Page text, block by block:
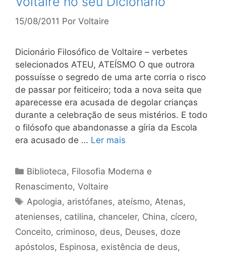
15/08/2011 Por Voltaire
Dicionário Filosófico de Voltaire – verbetes
selecionados ATEU, ATEÍSMO O que outrora
possuísse o segredo de uma arte corria o risco
de passar por feiticeiro; toda a nova seita que
aparecesse era acusada de degolar crianças
durante a celebração de seus mistérios. E todo
o filósofo que abandonasse a gíria da Escola
era acusado de … Ler mais
Categorias
Biblioteca, Filosofia Moderna e
Renascimento, Voltaire
Tags
Apologia, aristófanes, ateísmo, Atenas,
atenienses, catilina, chanceler, China, cícero,
Conceito, criminoso, deus, Deuses, doze
apóstolos, Espinosa, existência de deus,